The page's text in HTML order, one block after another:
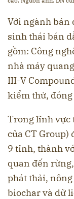
Với ngành bán
sinh thái bán
gồm: Công
nhà máy
III-V
kiểm thử, đóng
Trong lĩnh vực
của CT Group)
9 tỉnh, thành
quan đến
phát thải,
biochar và dữ